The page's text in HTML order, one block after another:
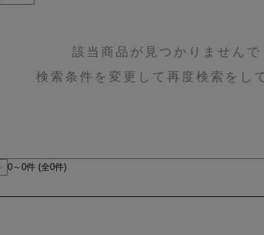
該当商品が見つかりませんで
検索条件を変更して再度検索をし
0～0件 (全0件)